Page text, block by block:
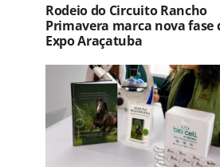
Rodeio do Circuito Rancho
Primavera marca nova fase
Expo Araçatuba